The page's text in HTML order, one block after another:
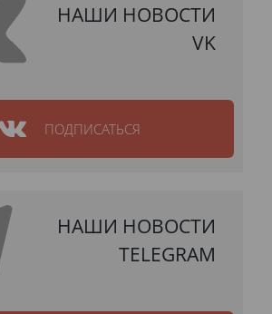
НАШИ НОВОСТИ
VK
ПОДПИСАТЬСЯ
НАШИ НОВОСТИ
TELEGRAM